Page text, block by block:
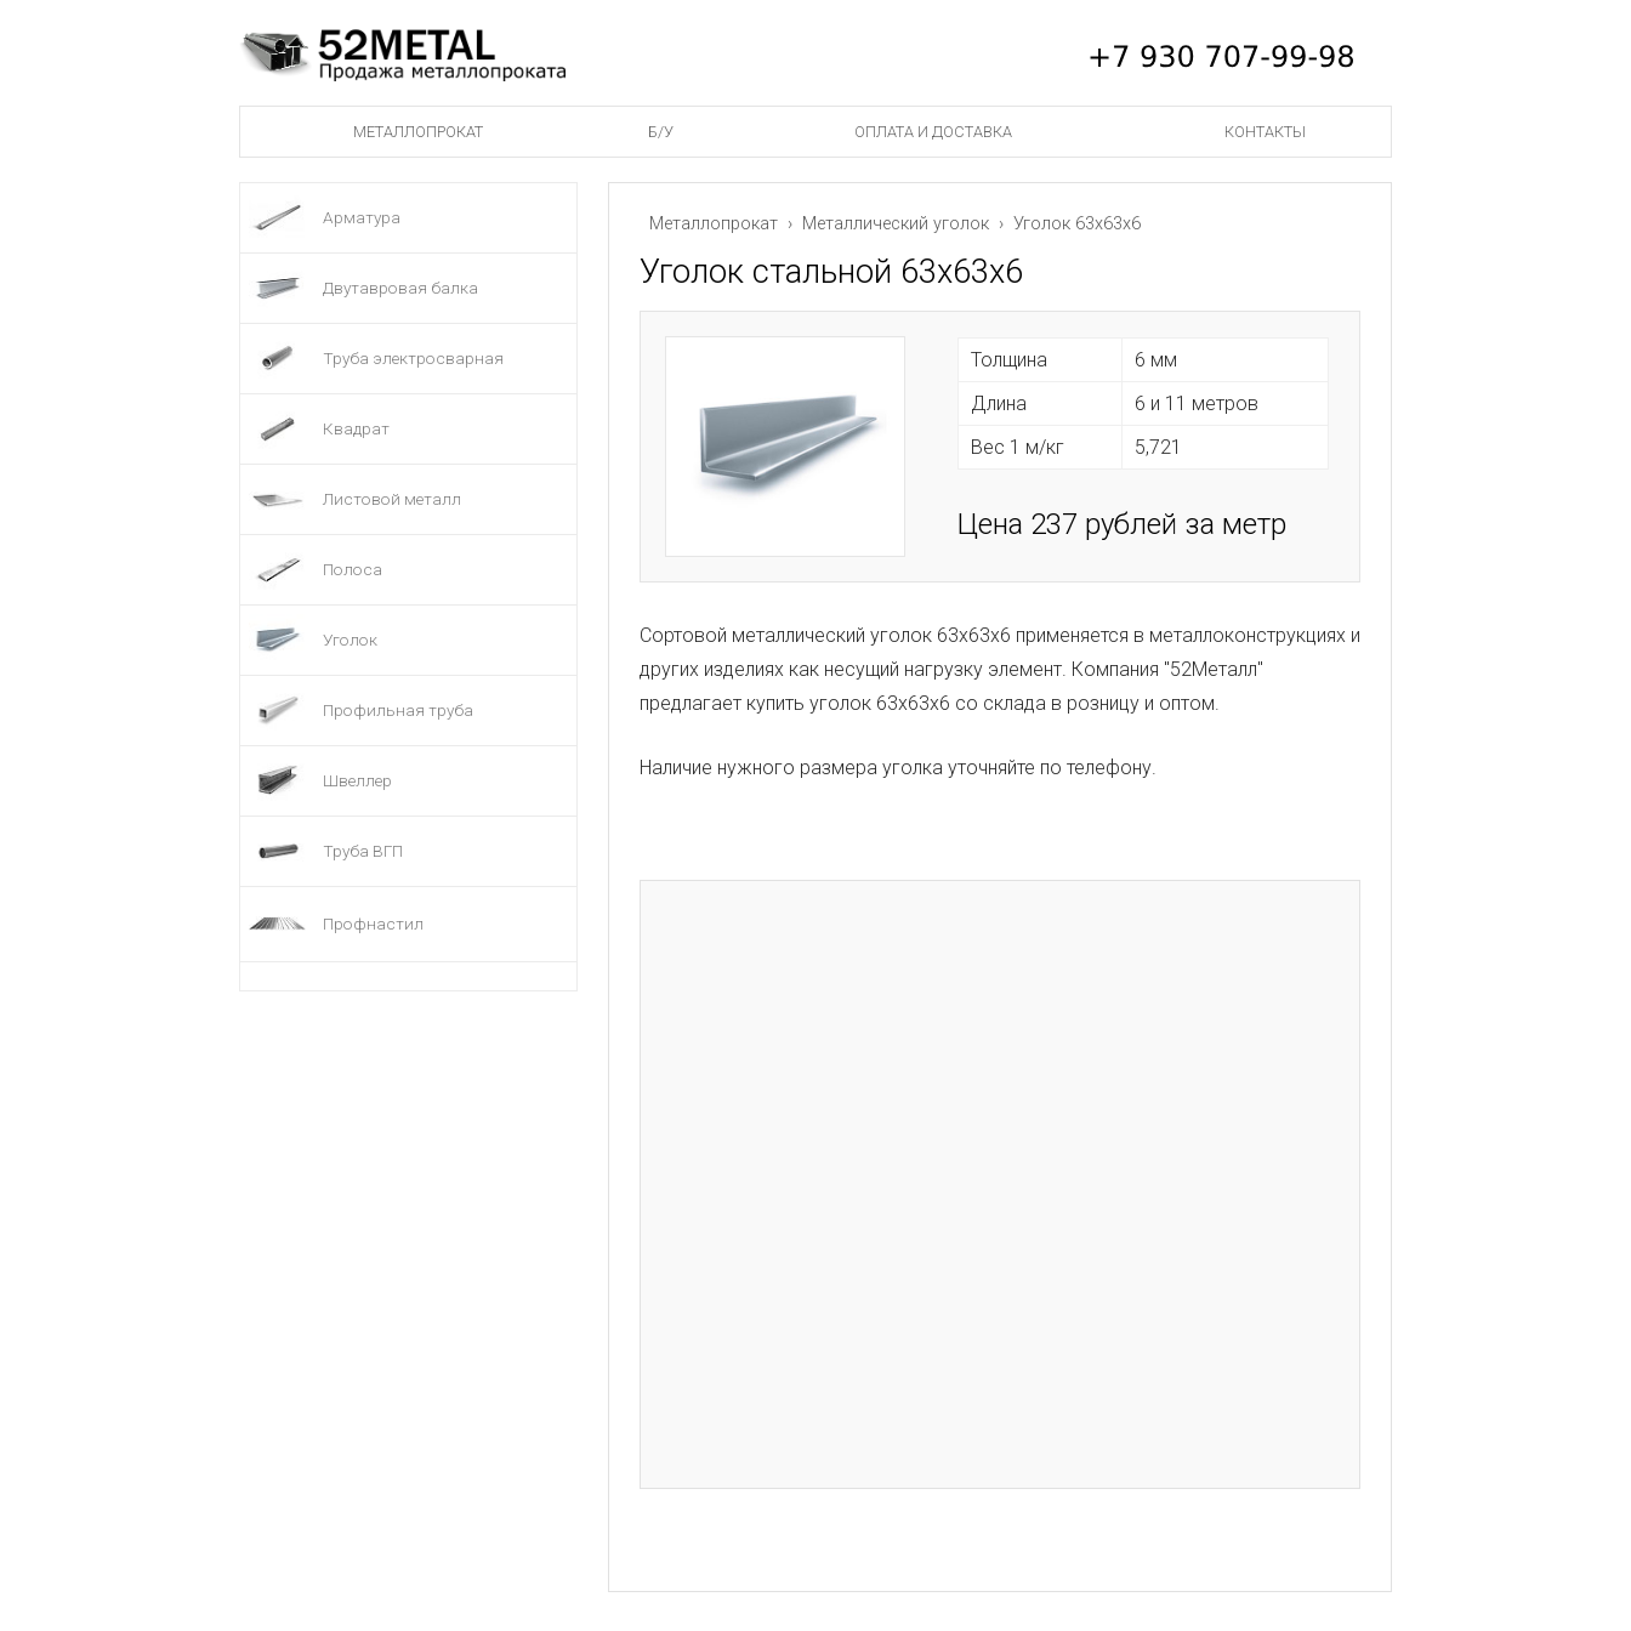
МЕТАЛЛОПРОКАТ Б/У ОПЛАТА И ДОСТАВКА КОНТАКТЫ
Арматура
Двутавровая балка
Труба электросварная
Квадрат
Листовой металл
Полоса
Уголок
Профильная труба
Швеллер
Труба ВГП
Профнастил
Металлопрокат › Металлический уголок › Уголок 63х63х6
Уголок стальной 63х63х6
Толщина
6 мм
Длина
6 и 11 метров
Вес 1 м/кг
5,721
Цена 237 рублей за метр
Сортовой металлический уголок 63х63х6 применяется в металлоконструкциях и
других изделиях как несущий нагрузку элемент. Компания "52Металл"
предлагает купить уголок 63х63х6 со склада в розницу и оптом.
Наличие нужного размера уголка уточняйте по телефону.